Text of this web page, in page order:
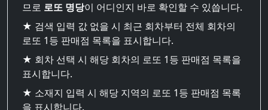
므로 로또 명당이 어디인지 바로 확인할 수 있씁니다.
★ 검색 입력 값 없을 시 최근 회차부터 전체 회차의
로또 1등 판매점 목록을 표시합니다.
★ 회차 선택 시 해당 회차의 로또 1등 판매점 목록을
표시합니다.
★ 소재지 입력 시 해당 지역의 로또 1등 판매점 목록
을 표시합니다.